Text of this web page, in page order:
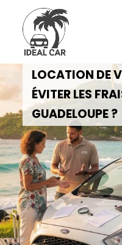
LOCATION DE
ÉVITER LES
GUADELOUPE ?